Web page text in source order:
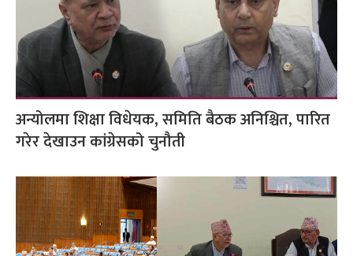
अन्योलमा शिक्षा विधेयक, समिति बैठक अनिश्चित, पारित
गरेर देखाउन कांग्रेसको चुनौती